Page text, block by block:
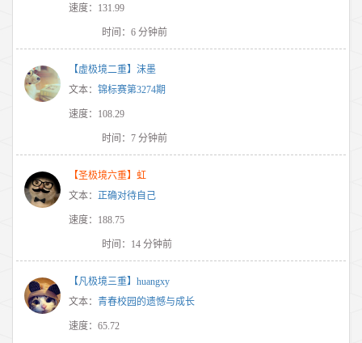
速度：131.99
时间：6 分钟前
【虚极境二重】沫墨
文本： 锦标赛第3274期
速度：108.29
时间：7 分钟前
【圣极境六重】虹
文本： 正确对待自己
速度：188.75
时间：14 分钟前
【凡极境三重】huangxy
文本： 青春校园的遗憾与成长
速度：65.72